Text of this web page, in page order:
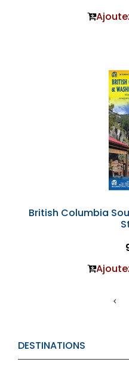
DESTINATIONS
British Columbia